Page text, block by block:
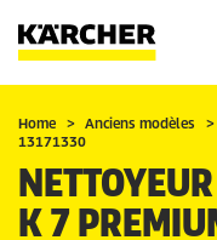
Panier
Mes Favoris
Home Anciens modèles
13171330
K 7